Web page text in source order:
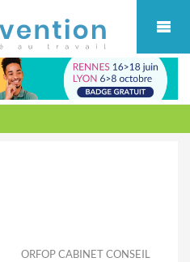
ORFOP CABINET CONSEIL